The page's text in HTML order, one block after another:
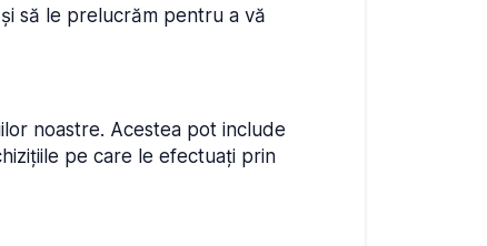
să le prelucrăm pentru a vă
noastre. Acestea pot include
pe care le efectuați prin